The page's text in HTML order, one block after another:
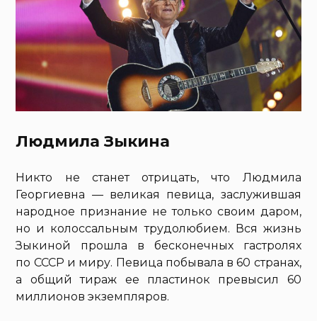
Людмила Зыкина
Никто не станет отрицать, что Людмила
Георгиевна — великая певица, заслужившая
народное признание не только своим даром,
но и колоссальным трудолюбием. Вся жизнь
Зыкиной прошла в бесконечных гастролях
по СССР и миру. Певица побывала в 60 странах,
а общий тираж ее пластинок превысил 60
миллионов экземпляров.